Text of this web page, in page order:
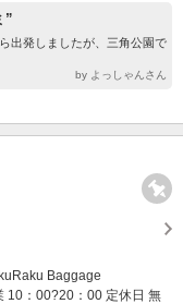
”
出発しましたが、三角公園で
by よっしゃんさん
Baggage
10：00?20：00 定休日 無